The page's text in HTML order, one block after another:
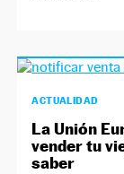
ACTUALIDAD
La Unión
vender tu
saber